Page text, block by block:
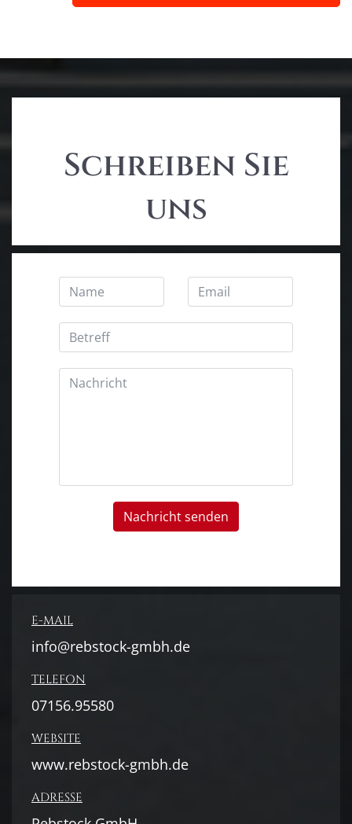
Schreiben Sie
uns
Nachricht senden
E-MAIL
info@rebstock-gmbh.de
TELEFON
07156.95580
WEBSITE
www.rebstock-gmbh.de
ADRESSE